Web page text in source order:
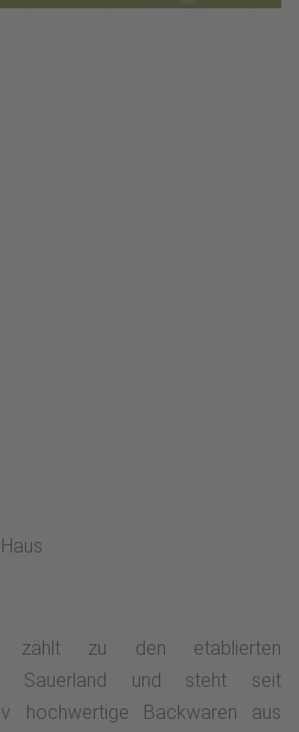
zählt zu den etablierten
Sauerland und steht seit
hochwertige Backwaren aus